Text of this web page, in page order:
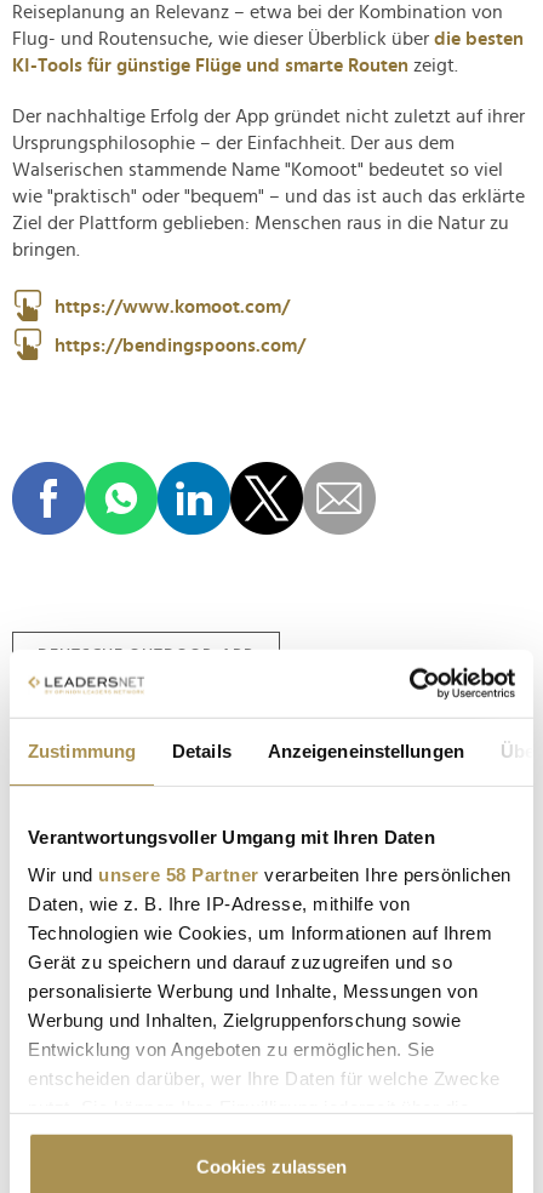
Zustimmung Details Anzeigeneinstellungen
Verantwortungsvoller Umgang mit Ihren Daten
Wir und unsere 58 Partner verarbeiten Ihre persönlichen
Daten, wie z. B. Ihre IP-Adresse, mithilfe von
Technologien wie Cookies, um Informationen auf Ihrem
Gerät zu speichern und darauf zuzugreifen und so
personalisierte Werbung und Inhalte, Messungen von
Werbung und Inhalten, Zielgruppenforschung sowie
Entwicklung von Angeboten zu ermöglichen. Sie
entscheiden darüber, wer Ihre Daten für welche Zwecke
Cookie-Erklärung oder durch Klicken auf das Privacy
Trigger Symbol ändern oder widerrufen
Cookies zulassen
Reiseplanung an Relevanz – etwa bei der Kombination von
Flug- und Routensuche, wie dieser Überblick über die besten
KI-Tools für günstige Flüge und smarte Routen zeigt.
Der nachhaltige Erfolg der App gründet nicht zuletzt auf ihrer
Ursprungsphilosophie – der Einfachheit. Der aus dem
Walserischen stammende Name "Komoot" bedeutet so viel
wie "praktisch" oder "bequem" – und das ist auch das erklärte
Ziel der Plattform geblieben: Menschen raus in die Natur zu
bringen.
https://www.komoot.com/
https://bendingspoons.com/
DEUTSCHE OUTDOOR-APP
BENDING SPOONS AKQUISITION
KOMOOT ÜBERNAHME
KOMOOT BUSINESSMODELL
OUTDOOR-APP VERGLEICH
TECH-INVESTOREN DEUTSCHLAND
DIGITALE FREIZEITGESTALTUNG
Kommentar veröffentlichen